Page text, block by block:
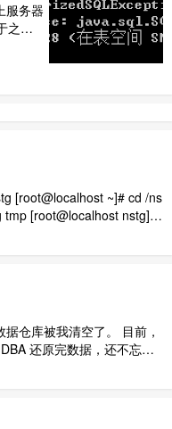
服务器
之前
下各
[root@localhost ~]# cd /ns
[root@localhost nstg]#
仓库被我清空了。 目前，
还原完数据，还不忘安
事也一起安慰我…… 同事打